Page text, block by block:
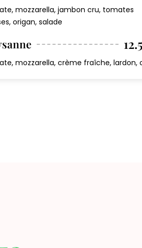
mozzarella, jambon cru, tomates
origan, salade
mozzarella, crème fraîche,